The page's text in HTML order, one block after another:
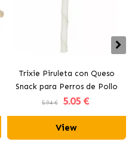
Trixie Piruleta con Queso
Snack para Perros de Pollo
5.94 € 5.05 €
View